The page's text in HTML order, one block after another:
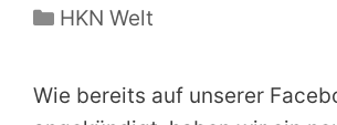
Kategorien
HKN Welt
Wie bereits auf unserer